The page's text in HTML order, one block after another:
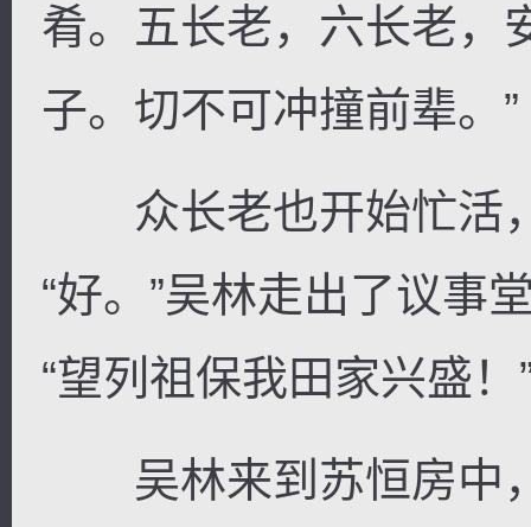
肴。五长老，六长老，
子。切不可冲撞前辈。”
众长老也开始忙活，
“好。”吴林走出了议事
“望列祖保我田家兴盛！
吴林来到苏恒房中，